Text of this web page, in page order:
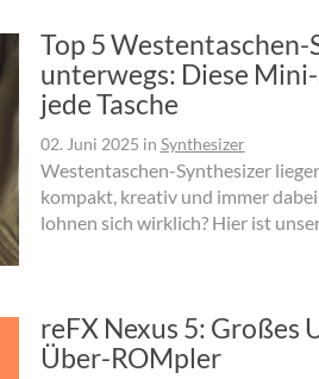
Top 5
unterwegs: Diese
jede Tasche
02. Juni 2025 in Synthesizer
Westentaschen-Synthesizer
kompakt, kreativ und immer
lohnen sich wirklich? Hier ist
reFX Nexus 5: Großes
Über-ROMpler